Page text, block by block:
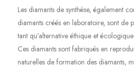
Les diamants de synthèse, également
diamants créés en laboratoire, sont de
tant qu’alternative éthique et
Ces diamants sont fabriqués en
naturelles de formation des diamants,